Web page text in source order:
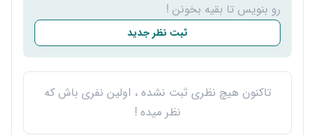
رو بنویس تا بقیه بخونن !
ثبت نظر جدید
تاکنون هیچ نظری ثبت نشده ، اولین نفری باش که
نظر میده !